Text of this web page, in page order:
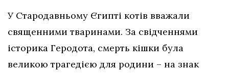
У Стародавньому Єгипті котів вважали
священними тваринами. За свідченнями
історика Геродота, смерть кішки була
великою трагедією для родини – на знак